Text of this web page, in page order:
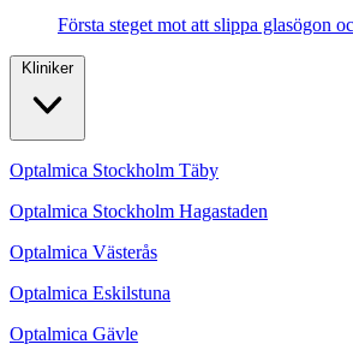
Första steget mot att slippa glasögon
Kliniker
Optalmica Stockholm Täby
Optalmica Stockholm Hagastaden
Optalmica Västerås
Optalmica Eskilstuna
Optalmica Gävle